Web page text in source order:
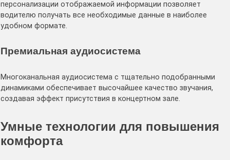
персонализации отображаемой информации позволяет
водителю получать все необходимые данные в наиболее
удобном формате.
Премиальная аудиосистема
Многоканальная аудиосистема с тщательно подобранными
динамиками обеспечивает высочайшее качество звучания,
создавая эффект присутствия в концертном зале.
Умные технологии для повышения
комфорта